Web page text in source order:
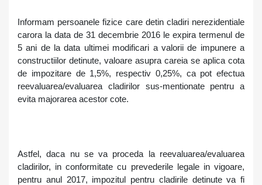
Informam persoanele fizice care detin cladiri nerezidentiale
carora la data de 31 decembrie 2016 le expira termenul de
5 ani de la data ultimei modificari a valorii de impunere a
constructiilor detinute, valoare asupra careia se aplica cota
de impozitare de 1,5%, respectiv 0,25%, ca pot efectua
reevaluarea/evaluarea cladirilor sus-mentionate pentru a
evita majorarea acestor cote.
Astfel, daca nu se va proceda la reevaluarea/evaluarea
cladirilor, in conformitate cu prevederile legale in vigoare,
pentru anul 2017, impozitul pentru cladirile detinute va fi